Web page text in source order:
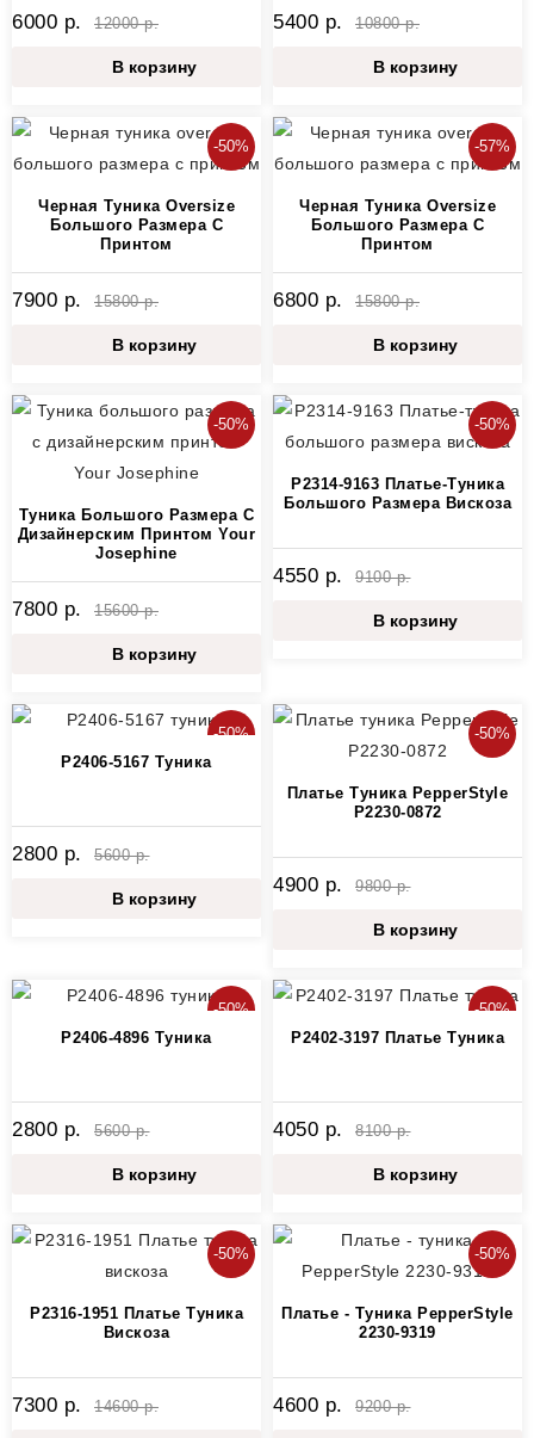
6000 р. 12000 р.
В корзину
5400 р. 10800 р.
В корзину
-50%
Черная Туника Oversize
Большого Размера С
Принтом
7900 р. 15800 р.
В корзину
-57%
Черная Туника Oversize
Большого Размера С
Принтом
6800 р. 15800 р.
В корзину
-50%
Туника Большого Размера С
Дизайнерским Принтом Your
Josephine
7800 р. 15600 р.
В корзину
-50%
P2314-9163 Платье-Туника
Большого Размера Вискоза
4550 р. 9100 р.
В корзину
-50%
P2406-5167 Туника
2800 р. 5600 р.
В корзину
-50%
Платье Туника PepperStyle
P2230-0872
4900 р. 9800 р.
В корзину
-50%
P2406-4896 Туника
2800 р. 5600 р.
В корзину
-50%
P2402-3197 Платье Туника
4050 р. 8100 р.
В корзину
-50%
P2316-1951 Платье Туника
Вискоза
7300 р. 14600 р.
-50%
Платье - Туника PepperStyle
2230-9319
4600 р. 9200 р.